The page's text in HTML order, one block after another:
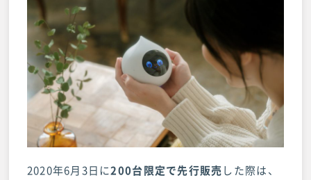
2020年6月3日に200台限定で先行販売した際は、